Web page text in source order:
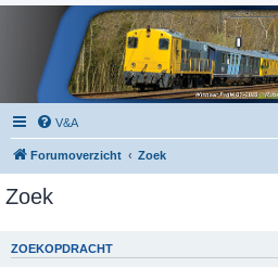
V&A
Forumoverzicht Zoek
Zoek
ZOEKOPDRACHT